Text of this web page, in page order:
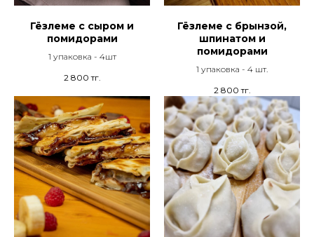
Гёзлеме с сыром и
помидорами
1 упаковка - 4шт
2 800 тг.
Гёзлеме с брынзой,
шпинатом и
помидорами
1 упаковка - 4 шт.
2 800 тг.